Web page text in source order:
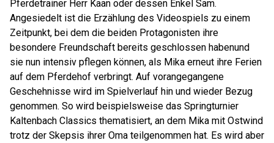
Pferdetrainer Herr Kaan oder dessen Enkel Sam.
Angesiedelt ist die Erzählung des Videospiels zu einem
Zeitpunkt, bei dem die beiden Protagonisten ihre
besondere Freundschaft bereits geschlossen habenund
sie nun intensiv pflegen können, als Mika erneut ihre Ferien
auf dem Pferdehof verbringt. Auf vorangegangene
Geschehnisse wird im Spielverlauf hin und wieder Bezug
genommen. So wird beispielsweise das Springturnier
Kaltenbach Classics thematisiert, an dem Mika mit Ostwind
trotz der Skepsis ihrer Oma teilgenommen hat. Es wird aber